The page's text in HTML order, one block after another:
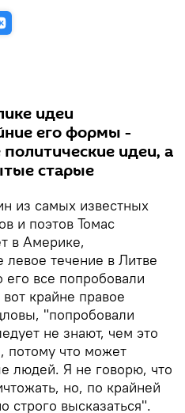
идеи
его формы -
идеи, а
старые
из самых известных
и поэтов Томас
в Америке,
левое течение в Литве
его все попробовали
крайне правое
"попробовали
не знают, чем это
потому что может
людей. Я не говорю, что
но, по крайней
строго высказаться".